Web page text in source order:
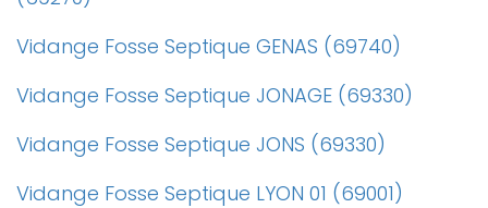
Vidange Fosse Septique GENAS (69740)
Vidange Fosse Septique JONAGE (69330)
Vidange Fosse Septique JONS (69330)
Vidange Fosse Septique LYON 01 (69001)